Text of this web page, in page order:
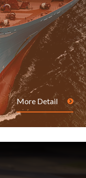
More Detail